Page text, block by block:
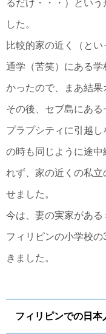
るだけ・・・）とい
した。
比較的家の近く（と
通学（苦笑）にある
かったので、まあ結果
その後、セブ島にあ
プラプシティに引越
の時も同じように途
れず、家の近くの私
せました。
今は、妻の実家があ
フィリピンの小学校
きました。
フィリピンでの日本